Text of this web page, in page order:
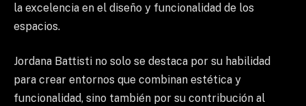
la excelencia en el diseño y funcionalidad de los
espacios.
Jordana Battisti no solo se destaca por su habilidad
para crear entornos que combinan estética y
funcionalidad, sino también por su contribución al